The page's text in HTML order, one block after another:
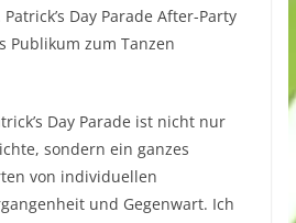
Day Parade After-Party
Publikum zum Tanzen
Day Parade ist nicht nur
sondern ein ganzes
von individuellen
und Gegenwart. Ich